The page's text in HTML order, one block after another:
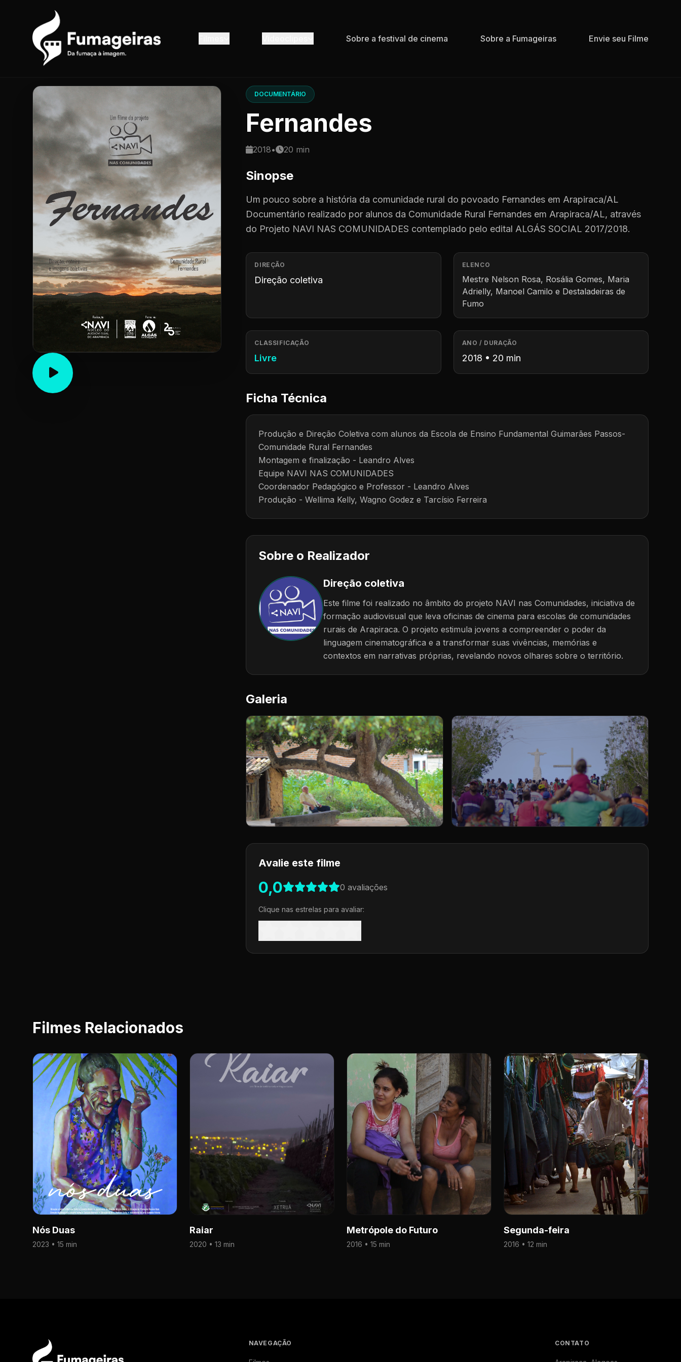
Sobre a festival de cinema Sobre a Fumageiras Envie seu Filme
DOCUMENTÁRIO
Fernandes
2018• 20 min
Sinopse
Um pouco sobre a história da comunidade rural do povoado Fernandes em Arapiraca/AL
Documentário realizado por alunos da Comunidade Rural Fernandes em Arapiraca/AL, através
do Projeto NAVI NAS COMUNIDADES contemplado pelo edital ALGÁS SOCIAL 2017/2018.
DIREÇÃO
Direção coletiva
ELENCO
Mestre Nelson Rosa, Rosália Gomes, Maria
Adrielly, Manoel Camilo e Destaladeiras de
Fumo
CLASSIFICAÇÃO
Livre
ANO / DURAÇÃO
2018 • 20 min
Ficha Técnica
Produção e Direção Coletiva com alunos da Escola de Ensino Fundamental Guimarães Passos-
Comunidade Rural Fernandes
Montagem e finalização - Leandro Alves
Equipe NAVI NAS COMUNIDADES
Coordenador Pedagógico e Professor - Leandro Alves
Produção - Wellima Kelly, Wagno Godez e Tarcísio Ferreira
Sobre o Realizador
Direção coletiva
Este filme foi realizado no âmbito do projeto NAVI nas Comunidades, iniciativa de
formação audiovisual que leva oficinas de cinema para escolas de comunidades
rurais de Arapiraca. O projeto estimula jovens a compreender o poder da
linguagem cinematográfica e a transformar suas vivências, memórias e
contextos em narrativas próprias, revelando novos olhares sobre o território.
Galeria
Avalie este filme
0,0 0 avaliações
Clique nas estrelas para avaliar:
Filmes Relacionados
Nós Duas
2023 • 15 min
Raiar
2020 • 13 min
Metrópole do Futuro
2016 • 15 min
Segunda-feira
2016 • 12 min
NAVEGAÇÃO CONTATO